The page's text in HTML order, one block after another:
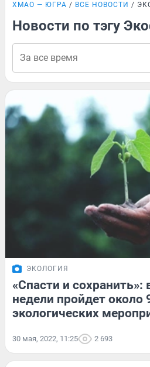
ХМАО — ЮГРА ВСЕ НОВОСТИ
Новости по тэгу
ЭКОЛОГИЯ
«Спасти и сохранить»:
недели пройдет около
экологических
30 мая, 2022, 11:25 2 693